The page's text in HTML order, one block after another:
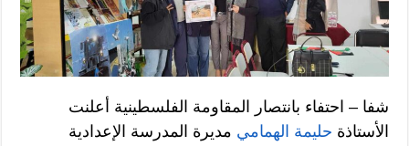
شفا – احتفاء بانتصار المقاومة الفلسطينية أعلنت
الأستاذة حليمة الهمامي مديرة المدرسة الإعدادية